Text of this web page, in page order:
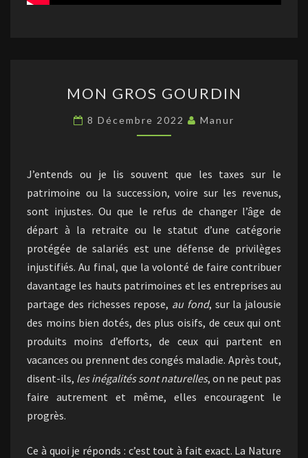
GROS
GOURDIN
MON GROS GOURDIN
8 Décembre 2022 Manur
J’entends ou je lis souvent que les taxes sur le
patrimoine ou la succession, voire sur les revenus,
sont injustes. Ou que le refus de changer l’âge de
départ à la retraite ou le statut d’une catégorie
protégée de salariés est une défense de privilèges
injustifiés. Au final, que la volonté de faire contribuer
davantage les hauts patrimoines et les entreprises au
partage des richesses repose, au fond, sur la jalousie
des moins bien dotés, des plus oisifs, de ceux qui ont
produits moins d’efforts, de ceux qui partent en
vacances ou prennent des congés maladie. Après tout,
disent-ils, les inégalités sont naturelles, on ne peut pas
faire autrement et même, elles encouragent le
progrès.
Ce à quoi je réponds : c’est tout à fait exact. La Nature